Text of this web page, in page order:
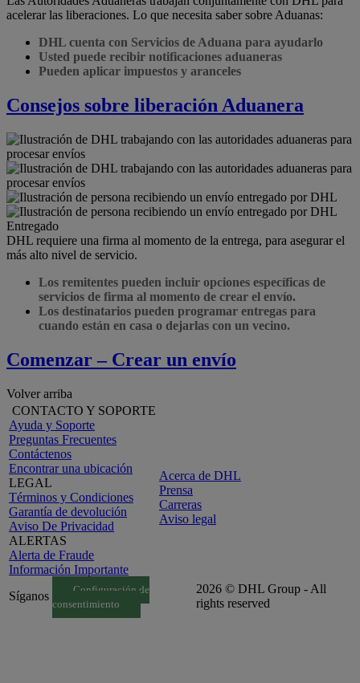
acelerar las liberaciones. Lo que necesita saber sobre Aduanas:
DHL cuenta con Servicios de Aduana para ayudarlo
Usted puede recibir notificaciones aduaneras
Pueden aplicar impuestos y aranceles
Consejos sobre liberación Aduanera
Entregado
DHL requiere una firma al momento de la entrega, para asegurar el
más alto nivel de servicio.
Los remitentes pueden incluir opciones específicas de
servicios de firma al momento de crear el envío.
Los destinatarios pueden programar entregas para
cuando están en casa o dejarlas con un vecino.
Comenzar – Crear un envío
Volver arriba
CONTACTO Y SOPORTE
Ayuda y Soporte
Preguntas Frecuentes
Contáctenos
Encontrar una ubicación
LEGAL
Términos y Condiciones
Garantía de devolución
Aviso De Privacidad
ALERTAS
Alerta de Fraude
Información Importante
Acerca de DHL
Prensa
Carreras
Aviso legal
Síganos
Configuración de
consentimiento
2026 © DHL Group - All
rights reserved